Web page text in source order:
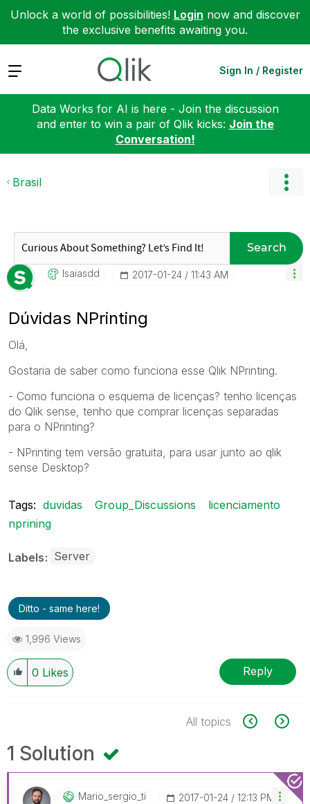
Unlock a world of possibilities! Login now and discover
the exclusive benefits awaiting you.
Expand Sign In / Register
Data Works for AI is here - Join the discussion
and enter to win a pair of Qlik kicks: Join the
Conversation!
Brasil
Search
Isaiasdd ‎2017-01-24 11:43 AM
Dúvidas NPrinting
Olá,
Gostaria de saber como funciona esse Qlik NPrinting.
- Como funciona o esquema de licenças? tenho licenças
do Qlik sense, tenho que comprar licenças separadas
para o NPrinting?
- NPrinting tem versão gratuita, para usar junto ao qlik
sense Desktop?
Tags: duvidas Group_Discussions
licenciamento
nprining
Labels Server
Ditto - same here!
1,996 Views
0 Likes Reply
All topics
1 Solution
Mario_sergio_ti ‎2017-01-24 12:13 PM